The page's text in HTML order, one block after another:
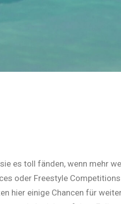
es toll fänden, wenn mehr
oder Freestyle
hier einige Chancen für